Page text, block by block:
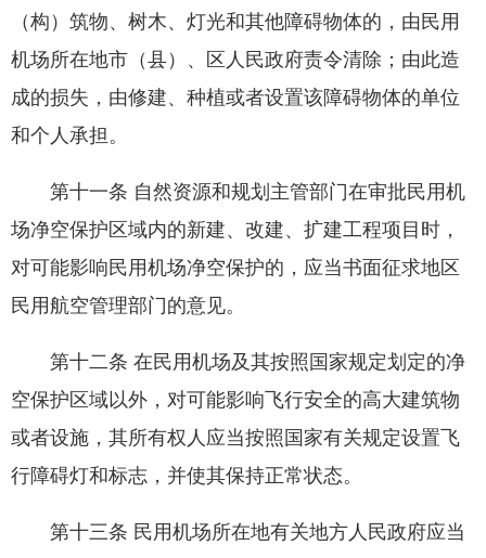
（构）筑物、树木、灯光和其他障碍物体的，由民用
机场所在地市（县）、区人民政府责令清除；由此造
成的损失，由修建、种植或者设置该障碍物体的单位
和个人承担。
第十一条 自然资源和规划主管部门在审批民用机
场净空保护区域内的新建、改建、扩建工程项目时，
对可能影响民用机场净空保护的，应当书面征求地区
民用航空管理部门的意见。
第十二条 在民用机场及其按照国家规定划定的净
空保护区域以外，对可能影响飞行安全的高大建筑物
或者设施，其所有权人应当按照国家有关规定设置飞
行障碍灯和标志，并使其保持正常状态。
第十三条 民用机场所在地有关地方人民政府应当